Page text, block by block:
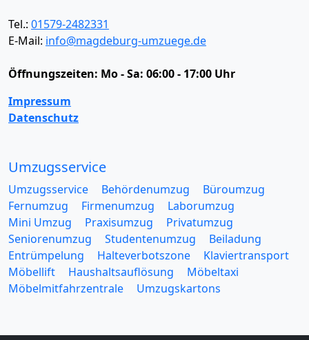
Tel.: 01579-2482331
E-Mail: info@magdeburg-umzuege.de
Öffnungszeiten: Mo - Sa: 06:00 - 17:00 Uhr
Impressum
Datenschutz
Umzugsservice
Umzugsservice Behördenumzug
Büroumzug
Fernumzug
Firmenumzug
Laborumzug
Mini Umzug
Praxisumzug
Privatumzug
Seniorenumzug
Studentenumzug
Beiladung
Entrümpelung
Halteverbotszone
Klaviertransport
Möbellift
Haushaltsauflösung
Möbeltaxi
Möbelmitfahrzentrale
Umzugskartons